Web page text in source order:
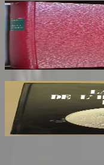
Armorial de la
Maire de Paris
HERON DE
85€
La Mémoire de
CONTE Arthur
26 €